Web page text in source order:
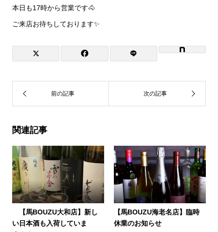
本日も17時から営業です🐴
ご来店お待ちしております✨
関連記事
【馬BOUZU大和店】新し
い日本酒も入荷していま
【馬BOUZU海老名店】臨時
休業のお知らせ